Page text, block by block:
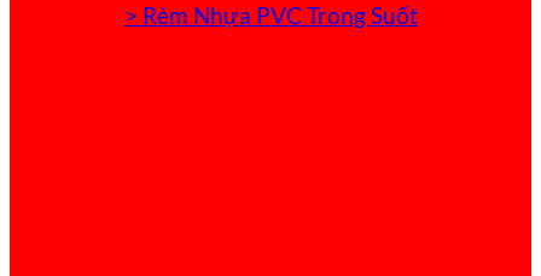
> Rèm Nhựa PVC Trong Suốt